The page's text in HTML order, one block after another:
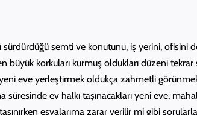
semti ve konutunu, iş yerini, ofisini
korkuları kurmuş oldukları düzeni
eve yerleştirmek oldukça zahmetli
ev halkı taşınacakları yeni eve,
eşyalarıma zarar verilir mi gibi